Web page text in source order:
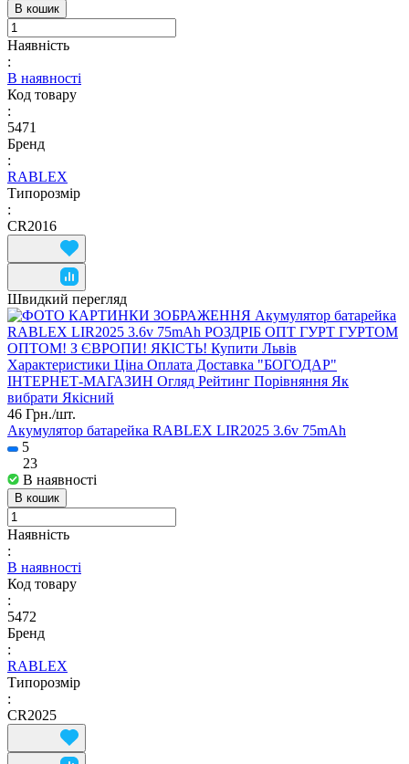
В кошик
Наявність
:
В наявності
Код товару
:
5471
Бренд
:
RABLEX
Типорозмір
:
CR2016
Швидкий перегляд
46 Грн./шт.
Акумулятор батарейка RABLEX LIR2025 3.6v 75mAh
5
23
В наявності
В кошик
Наявність
:
В наявності
Код товару
:
5472
Бренд
:
RABLEX
Типорозмір
:
CR2025